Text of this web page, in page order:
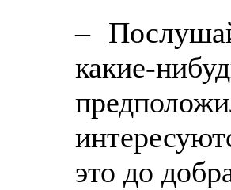
–
какие-
это до